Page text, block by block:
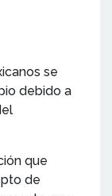
se
debido a
que
de